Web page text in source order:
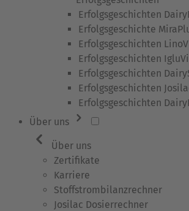
Erfolgsgeschichten
Erfolgsgeschichte
Erfolgsgeschichten
Erfolgsgeschichten
Erfolgsgeschichten
Erfolgsgeschichten
Erfolgsgeschichten
Über uns
Über uns
Zertifikate
Karriere
Stoffstrombilanzrechner
Josilac Dosierrechner